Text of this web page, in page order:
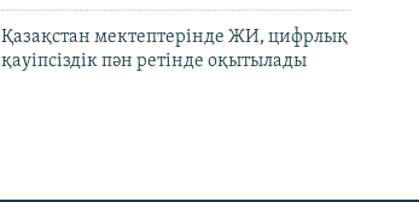
Қазақстан мектептерінде ЖИ, цифрлық
қауіпсіздік пән ретінде оқытылады